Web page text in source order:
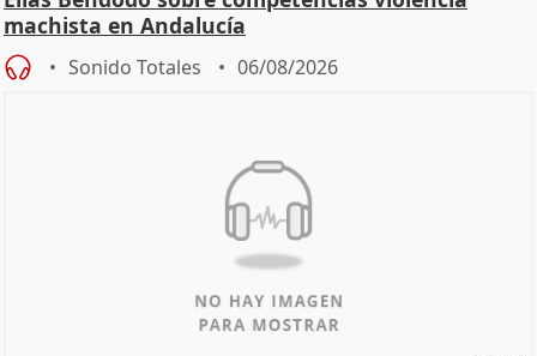
machista en Andalucía
Sonido Totales 06/08/2026